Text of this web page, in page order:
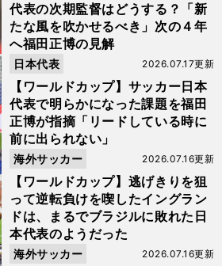
代表の次期監督はどうする？「新
たな風を吹かせるべき」次の４年
へ福田正博の見解
【ワールドカップ】サッカー日本
代表で明らかになった課題を福田
正博が指摘「リードしている時に
前に出られない」
2026.07.17更新
日本代表
【ワールドカップ】逃げきりを狙
って逆転負けを喫したイングラン
ドは、まるでブラジルに敗れた日
本代表のようだった
2026.07.16更新
海外サッカー
2026.07.16更新
海外サッカー